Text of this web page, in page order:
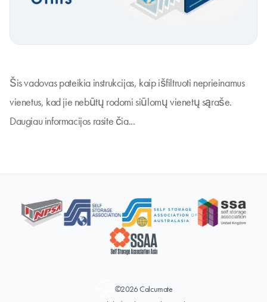
Šis vadovas pateikia instrukcijas, kaip išfiltruoti neprieinamus
vienetus, kad jie nebūtų rodomi siūlomų vienetų sąraše.
Daugiau informacijos rasite čia...
©2026 Calcumate